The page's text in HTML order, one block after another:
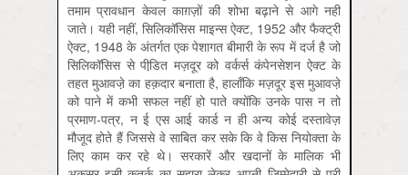
तमाम प्रावधान केवल काग़ज़ों की शोभा बढ़ाने से आगे नहीं
जाते। यही नहीं, सिलिकॉसिस माइन्स ऐक्ट, 1952 और फैक्ट्री
ऐक्ट, 1948 के अंतर्गत एक पेशागत बीमारी के रूप में दर्ज है जो
सिलिकॉसिस से पीडि़त मज़दूर को वर्कर्स कंपेनसेशन ऐक्ट के
तहत मुआवजे़ का हक़दार बनाता है, हालाँकि मज़दूर इस मुआवजे़
को पाने में कभी सफल नहीं हो पाते क्योंकि उनके पास न तो
प्रमाण-पत्र, न ई एस आई कार्ड न ही अन्य कोई दस्तावेज़
मौजूद होते हैं जिससे वे साबित कर सके कि वे किस नियोक्ता के
लिए काम कर रहे थे। सरकारें और खदानों के मालिक भी